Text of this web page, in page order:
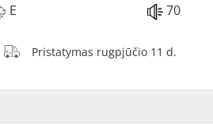
E 70
Pristatymas rugpjūčio 11 d.